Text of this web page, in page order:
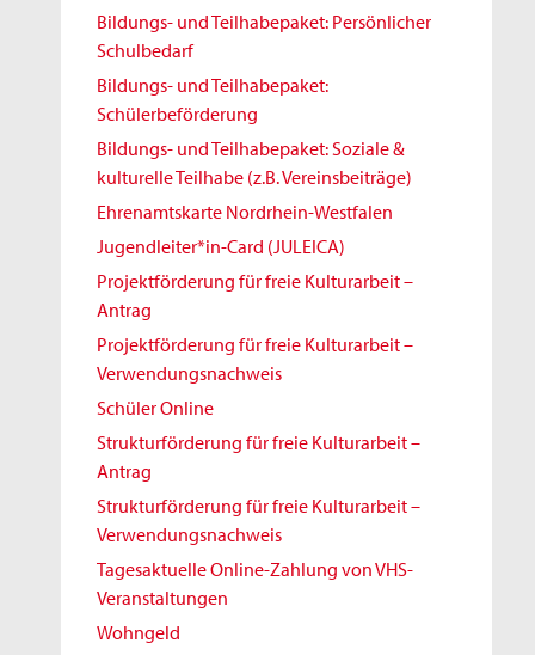
Bildungs- und Teilhabepaket: Persönlicher
Schulbedarf
Bildungs- und Teilhabepaket:
Schülerbeförderung
Bildungs- und Teilhabepaket: Soziale &
kulturelle Teilhabe (z.B. Vereinsbeiträge)
Ehrenamtskarte Nordrhein-Westfalen
Jugendleiter*in-Card (JULEICA)
Projektförderung für freie Kulturarbeit –
Antrag
Projektförderung für freie Kulturarbeit –
Verwendungsnachweis
Schüler Online
Strukturförderung für freie Kulturarbeit –
Antrag
Strukturförderung für freie Kulturarbeit –
Verwendungsnachweis
Tagesaktuelle Online-Zahlung von VHS-
Veranstaltungen
Wohngeld